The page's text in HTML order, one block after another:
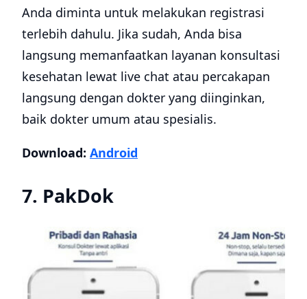
Anda diminta untuk melakukan registrasi
terlebih dahulu. Jika sudah, Anda bisa
langsung memanfaatkan layanan konsultasi
kesehatan lewat live chat atau percakapan
langsung dengan dokter yang diinginkan,
baik dokter umum atau spesialis.
Download: Android
7. PakDok